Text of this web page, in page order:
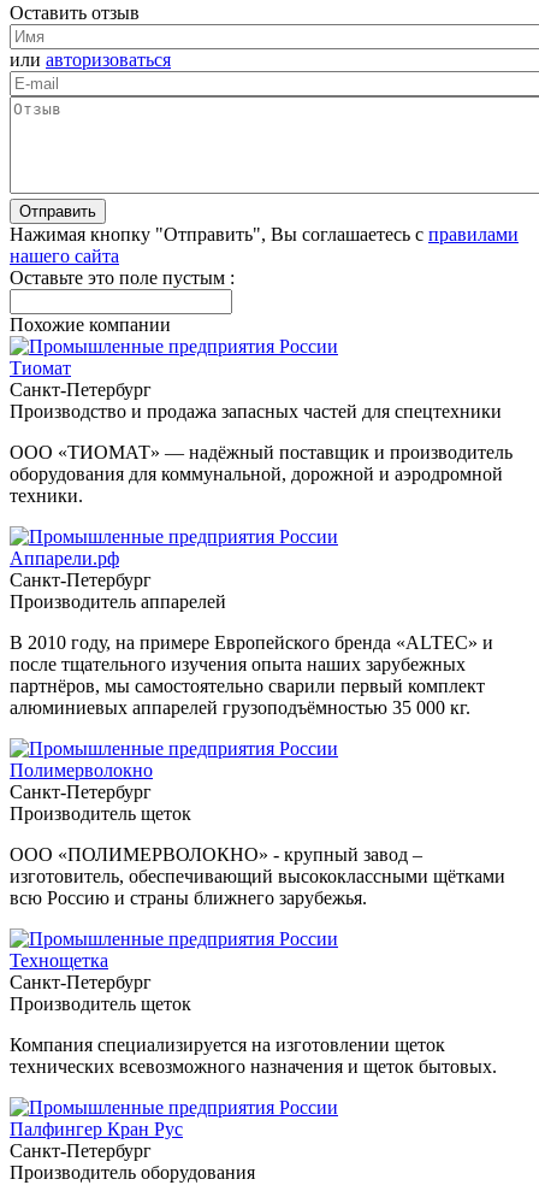
Оставить отзыв
или авторизоваться
Нажимая кнопку "Отправить", Вы соглашаетесь с правилами
нашего сайта
Оставьте это поле пустым :
Похожие компании
Тиомат
Санкт-Петербург
Производство и продажа запасных частей для спецтехники
ООО «ТИОМАТ» — надёжный поставщик и производитель
оборудования для коммунальной, дорожной и аэродромной
техники.
Аппарели.рф
Санкт-Петербург
Производитель аппарелей
В 2010 году, на примере Европейского бренда «ALTEC» и
после тщательного изучения опыта наших зарубежных
партнёров, мы самостоятельно сварили первый комплект
алюминиевых аппарелей грузоподъёмностью 35 000 кг.
Полимерволокно
Санкт-Петербург
Производитель щеток
ООО «ПОЛИМЕРВОЛОКНО» - крупный завод –
изготовитель, обеспечивающий высококлассными щётками
всю Россию и страны ближнего зарубежья.
Технощетка
Санкт-Петербург
Производитель щеток
Компания специализируется на изготовлении щеток
технических всевозможного назначения и щеток бытовых.
Палфингер Кран Рус
Санкт-Петербург
Производитель оборудования